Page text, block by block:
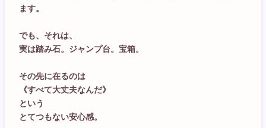
ます。
でも、それは、
実は踏み石。ジャンプ台。宝箱。
その先に在るのは
《すべて大丈夫なんだ》
という
とてつもない安心感。